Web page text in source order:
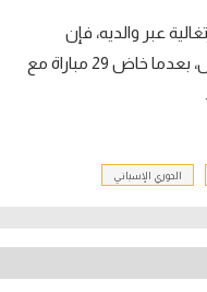
عبر والديه، فإن
كروبي يطمح لتمثيل منتخب فرنسا الأول، بعدما خاض 29 مباراة مع
الدوري الإسباني